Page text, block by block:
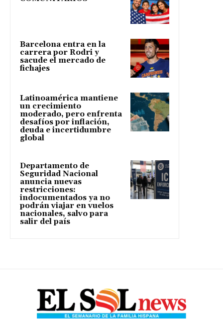
Barcelona entra en la
carrera por Rodri y
sacude el mercado de
fichajes
Latinoamérica mantiene
un crecimiento
moderado, pero enfrenta
desafíos por inflación,
deuda e incertidumbre
global
Departamento de
Seguridad Nacional
anuncia nuevas
restricciones:
indocumentados ya no
podrán viajar en vuelos
nacionales, salvo para
salir del país